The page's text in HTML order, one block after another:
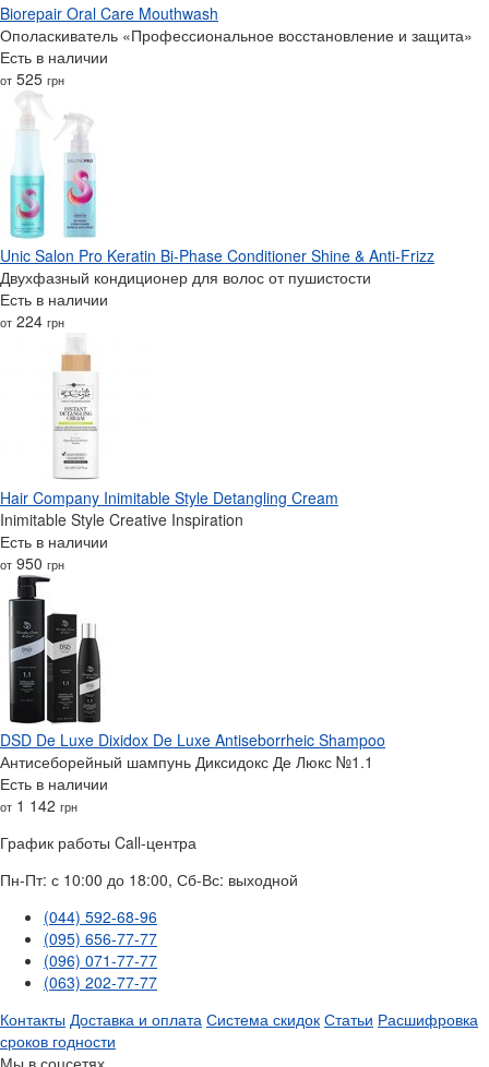
Biorepair Oral Care Mouthwash
Ополаскиватель «Профессиональное восстановление и защита»
Есть в наличии
от 525 грн
Unic Salon Pro Keratin Bi-Phase Conditioner Shine & Anti-Frizz
Двухфазный кондиционер для волос от пушистости
Есть в наличии
от 224 грн
Hair Company Inimitable Style Detangling Cream
Inimitable Style Creative Inspiration
Есть в наличии
от 950 грн
DSD De Luxe Dixidox De Luxe Antiseborrheic Shampoo
Антисеборейный шампунь Диксидокс Де Люкс №1.1
Есть в наличии
от 1 142 грн
График работы Call-центра
Пн-Пт: с 10:00 до 18:00, Сб-Вс: выходной
(044) 592-68-96
(095) 656-77-77
(096) 071-77-77
(063) 202-77-77
Контакты Доставка и оплата Система скидок Статьи Расшифровка
сроков годности
Мы в соцсетях